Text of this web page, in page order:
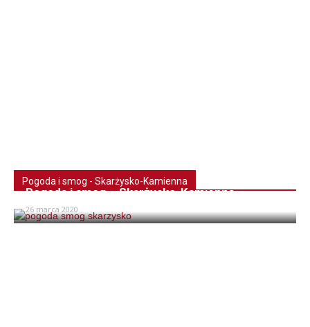
Pogoda i smog - Skarżysko-Kamienna
Pogoda i smog – Skarżysko-Kamienna
26 marca 2020